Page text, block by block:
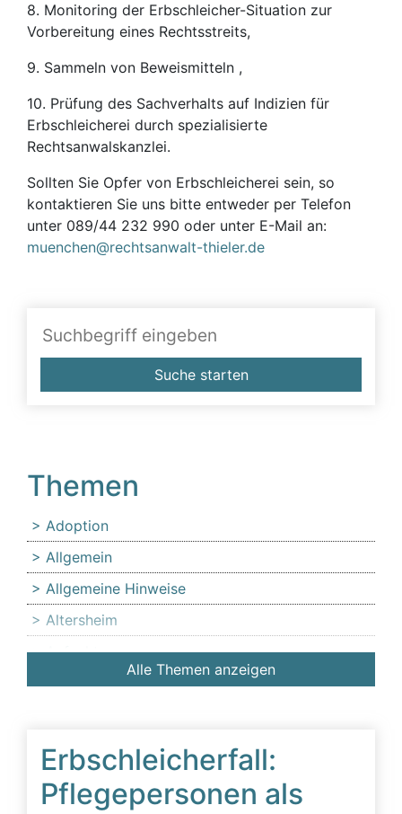
8. Monitoring der Erbschleicher-Situation zur
Vorbereitung eines Rechtsstreits,
9. Sammeln von Beweismitteln ,
10. Prüfung des Sachverhalts auf Indizien für
Erbschleicherei durch spezialisierte
Rechtsanwalskanzlei.
Sollten Sie Opfer von Erbschleicherei sein, so
kontaktieren Sie uns bitte entweder per Telefon
unter 089/44 232 990 oder unter E-Mail an:
muenchen@rechtsanwalt-thieler.de
Suche starten
Erbschleicherfall:
Pflegepersonen als
Themen
Adoption
Allgemein
Allgemeine Hinweise
Altersheim
Anfechtung
Angehörige
Äußerer Tatbestand: Diffamierung von
Familienmitgliedern
Beeinflussung
Alle Themen anzeigen